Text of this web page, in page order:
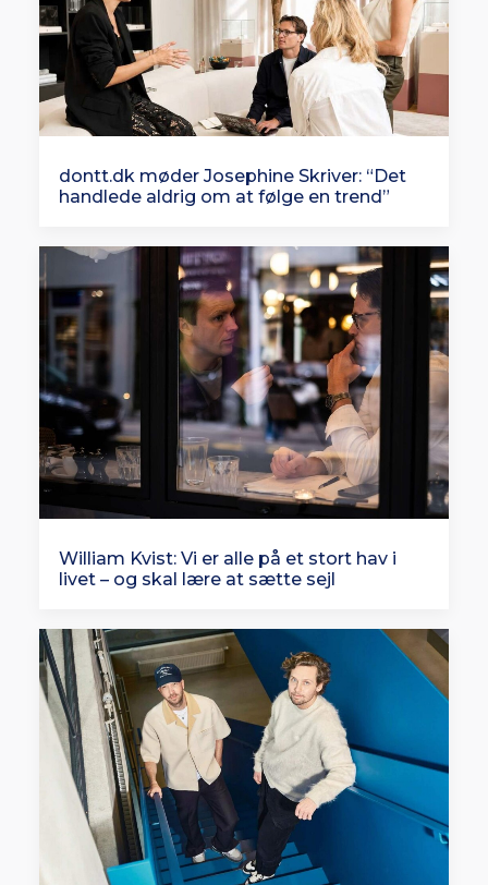
dontt.dk møder Josephine Skriver: “Det
handlede aldrig om at følge en trend”
William Kvist: Vi er alle på et stort hav i
livet – og skal lære at sætte sejl